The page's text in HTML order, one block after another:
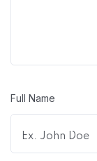
Full Name